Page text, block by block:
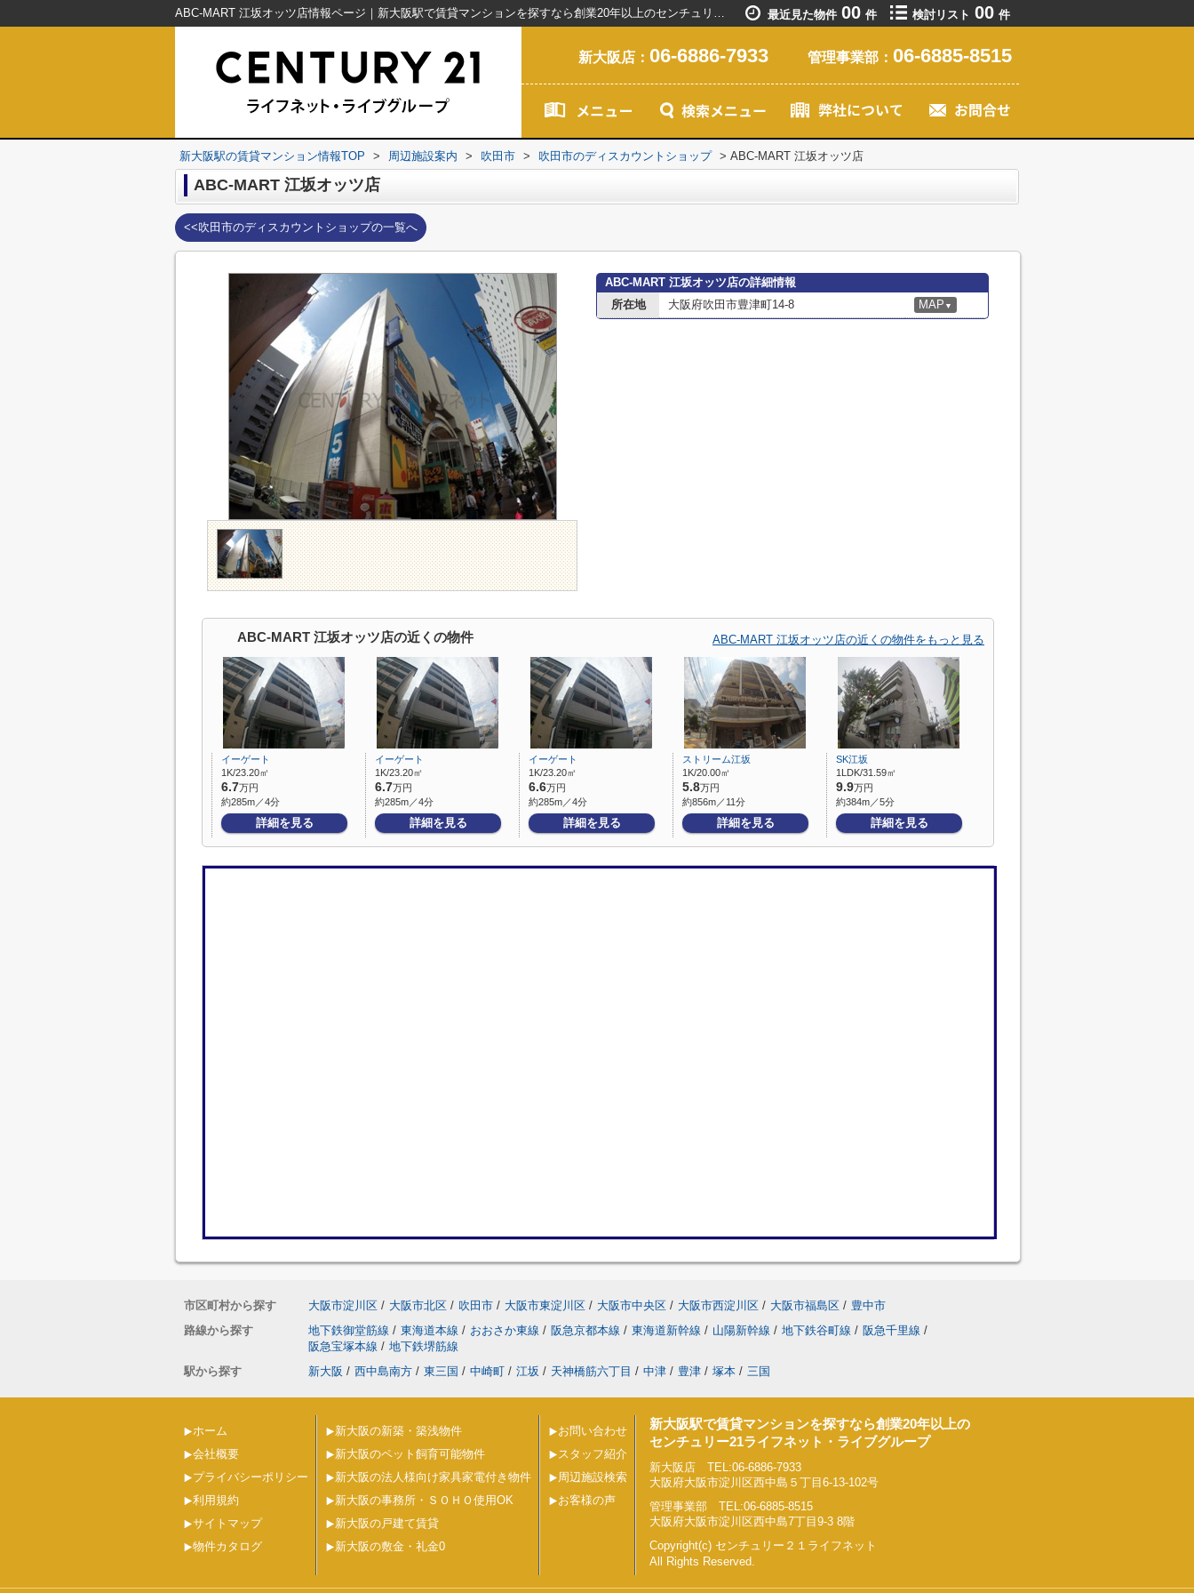
ABC-MART 江坂オッツ店情報ページ｜新大阪駅で賃貸マンションを探すなら創業20年以上のセンチュリー21ライフネット・ライブグループ 最近見た物件 00 件 検討リスト 00 件
新大阪店： 06-6886-7933 管理事業部： 06-6885-8515
新大阪駅の賃貸マンション情報TOP > 周辺施設案内 > 吹田市 > 吹田市のディスカウントショップ > ABC-MART 江坂オッツ店
ABC-MART 江坂オッツ店
<<吹田市のディスカウントショップの一覧へ
ABC-MART 江坂オッツ店の詳細情報
所在地
大阪府吹田市豊津町14-8 MAP ▼
ABC-MART 江坂オッツ店の近くの物件 ABC-MART 江坂オッツ店の近くの物件をもっと見る
イーゲート
1K/23.20㎡
6.7万円
約285m／4分
詳細を見る
イーゲート
1K/23.20㎡
6.7万円
約285m／4分
詳細を見る
イーゲート
1K/23.20㎡
6.6万円
約285m／4分
詳細を見る
ストリーム江坂
1K/20.00㎡
5.8万円
約856m／11分
詳細を見る
SK江坂
1LDK/31.59㎡
9.9万円
約384m／5分
詳細を見る
市区町村から探す 大阪市淀川区 / 大阪市北区 / 吹田市 / 大阪市東淀川区 / 大阪市中央区 / 大阪市西淀川区 / 大阪市福島区 / 豊中市
路線から探す
地下鉄御堂筋線 / 東海道本線 / おおさか東線 / 阪急京都本線 / 東海道新幹線 / 山陽新幹線 / 地下鉄谷町線 / 阪急千里線 /
阪急宝塚本線 / 地下鉄堺筋線
駅から探す
新大阪 / 西中島南方 / 東三国 / 中崎町 / 江坂 / 天神橋筋六丁目 / 中津 / 豊津 / 塚本 / 三国
ホーム
会社概要
プライバシーポリシー
利用規約
サイトマップ
物件カタログ
新大阪の新築・築浅物件
新大阪のペット飼育可能物件
新大阪の法人様向け家具家電付き物件
新大阪の事務所・ＳＯＨＯ使用OK
新大阪の戸建て賃貸
新大阪の敷金・礼金0
お問い合わせ
スタッフ紹介
周辺施設検索
お客様の声
新大阪駅で賃貸マンションを探すなら創業20年以上の
センチュリー21ライフネット・ライブグループ
新大阪店 TEL:06-6886-7933
大阪府大阪市淀川区西中島５丁目6-13-102号
管理事業部 TEL:06-6885-8515
大阪府大阪市淀川区西中島7丁目9-3 8階
Copyright(c) センチュリー２１ライフネット
All Rights Reserved.